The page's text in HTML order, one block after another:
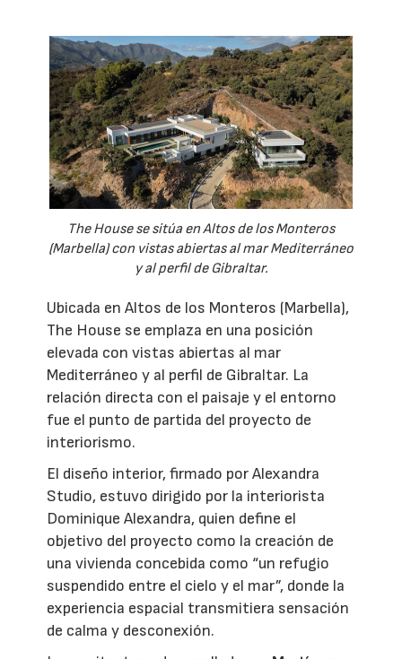
The House se sitúa en Altos de los Monteros
(Marbella) con vistas abiertas al mar Mediterráneo
y al perfil de Gibraltar.
Ubicada en Altos de los Monteros (Marbella),
The House se emplaza en una posición
elevada con vistas abiertas al mar
Mediterráneo y al perfil de Gibraltar. La
relación directa con el paisaje y el entorno
fue el punto de partida del proyecto de
interiorismo.
El diseño interior, firmado por Alexandra
Studio, estuvo dirigido por la interiorista
Dominique Alexandra, quien define el
objetivo del proyecto como la creación de
una vivienda concebida como “un refugio
suspendido entre el cielo y el mar”, donde la
experiencia espacial transmitiera sensación
de calma y desconexión.